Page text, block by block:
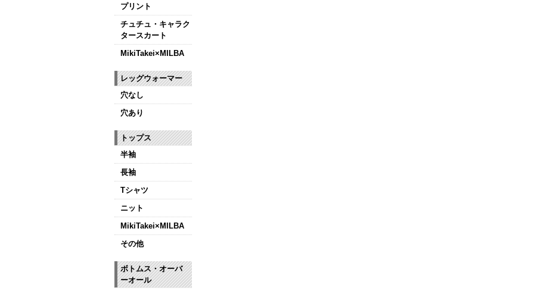
プリント
チュチュ・キャラク
タースカート
MikiTakei×MILBA
レッグウォーマー
穴なし
穴あり
トップス
半袖
長袖
Tシャツ
ニット
MikiTakei×MILBA
その他
ボトムス・オーバ
ーオール